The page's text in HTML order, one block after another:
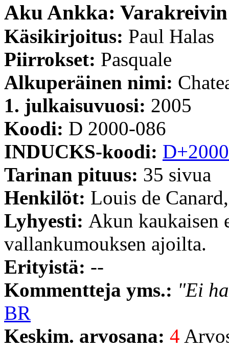
Aku Ankka: Varakreivin
Käsikirjoitus: Paul Halas
Piirrokset: Pasquale
Alkuperäinen nimi:
1. julkaisuvuosi: 2005
Koodi: D 2000-086
INDUCKS-koodi:
Tarinan pituus: 35 sivua
Henkilöt: Louis de
Lyhyesti: Akun kaukaisen
vallankumouksen ajoilta.
Erityistä: --
Kommentteja yms.: "Ei
BR
Keskim. arvosana: 4